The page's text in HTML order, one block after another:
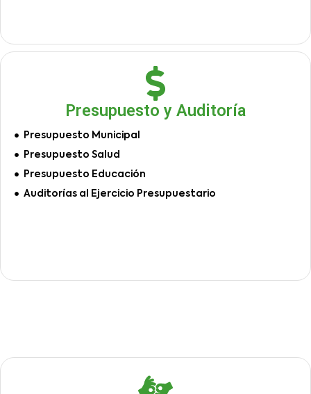
Presupuesto y Auditoría
Presupuesto Municipal
Presupuesto Salud
Presupuesto Educación
Auditorías al Ejercicio Presupuestario